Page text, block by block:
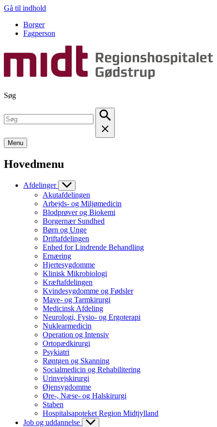
Gå til indhold
Borger
Fagperson
Søg
Menu
Hovedmenu
Afdelinger
Akutafdelingen
Arbejds- og Miljømedicin
Blodprøver og Biokemi
Borgernær Sundhed
Børn og Unge
Driftafdelingen
Enhed for Lindrende Behandling
Ernæring
Hjertesygdomme
Klinisk Mikrobiologi
Kræftafdelingen
Kvindesygdomme og Fødsler
Mave- og Tarmkirurgi
Medicinsk Afdeling
Neurologi, Fysio- og Ergoterapi
Nuklearmedicin
Operation og Intensiv
Ortopædkirurgi
Psykiatri
Røntgen og Skanning
Socialmedicin og Rehabilitering
Urinvejskirurgi
Øjensygdomme
Øre-, Næse- og Halskirurgi
Staben
Hospitalsapoteket Region Midtjylland
Job og uddannelse